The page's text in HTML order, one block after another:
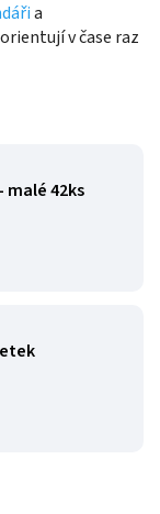
a
v čase raz
42ks